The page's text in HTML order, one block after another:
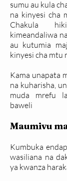
sumu au kula
na kinyesi cha
Chakula
kimeandaliwa
au kutumia
kinyesi cha mtu
Kama unapata
na kuharisha,
muda mrefu
baweli
Maumivu
Kumbuka
wasiliana na
ya kwanza